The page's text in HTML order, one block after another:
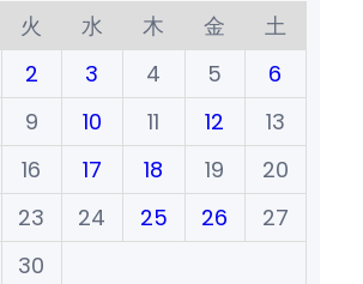
火 水 木 金
土
2 3 4 5
6
9 10 11 12
13
16 17 18 19
20
23 24 25 26
27
30